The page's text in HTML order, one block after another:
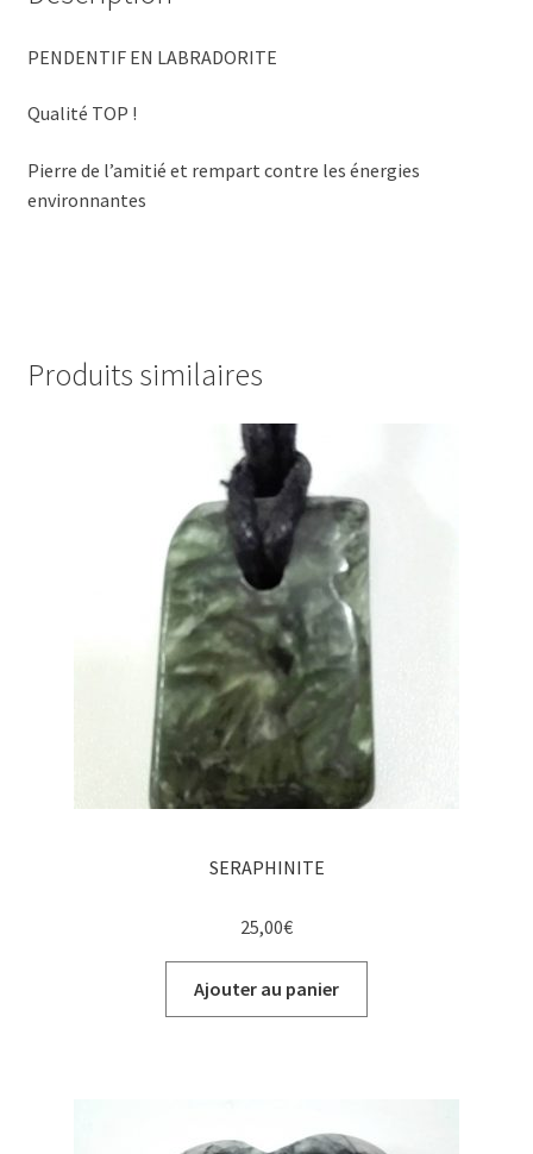
PENDENTIF EN LABRADORITE
Qualité TOP !
Pierre de l’amitié et rempart contre les énergies
environnantes
Produits similaires
SERAPHINITE
25,00€
Ajouter au panier